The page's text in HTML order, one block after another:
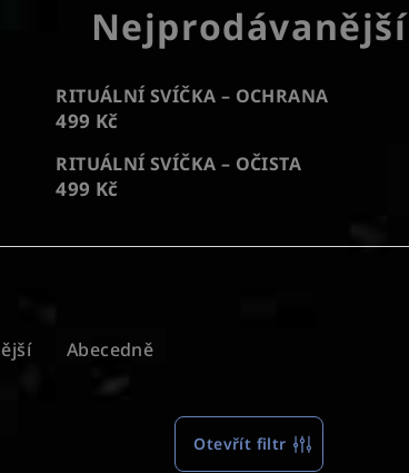
Nejprodávanější
RITUÁLNÍ SVÍČKA – OCHRANA
499 Kč
RITUÁLNÍ SVÍČKA – OČISTA
499 Kč
Abecedně
Otevřít filtr